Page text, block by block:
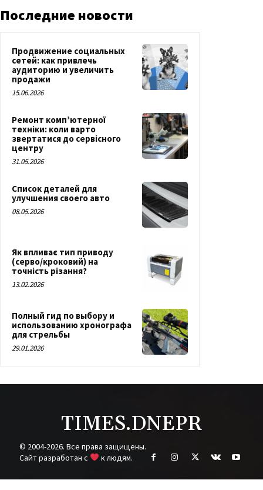
Последние новости
Продвижение социальных
сетей: как привлечь
аудиторию и увеличить
продажи
15.06.2026
Ремонт комп’ютерної
техніки: коли варто
звертатися до сервісного
центру
31.05.2026
Список деталей для
улучшения своего авто
08.05.2026
Як впливає тип приводу
(серво/кроковий) на
точність різання?
13.02.2026
Полный гид по выбору и
использованию хронографа
для стрельбы
29.01.2026
TIMES.DNEPR
© 2004-2026. Все права защищены.
Cайт разработан с
к людям.